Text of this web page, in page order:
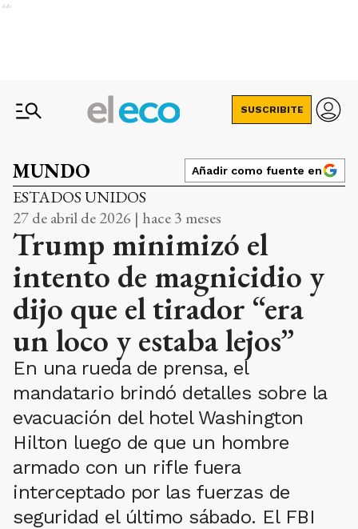
Ads
SUSCRIBITE
MUNDO Añadir como fuente en
ESTADOS UNIDOS
27 de abril de 2026 | hace 3 meses
Trump minimizó el
intento de magnicidio y
dijo que el tirador “era
un loco y estaba lejos”
En una rueda de prensa, el
mandatario brindó detalles sobre la
evacuación del hotel Washington
Hilton luego de que un hombre
armado con un rifle fuera
interceptado por las fuerzas de
seguridad el último sábado. El FBI